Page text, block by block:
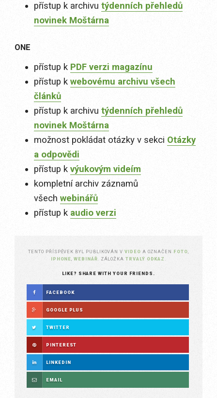
přístup k archivu týdenních přehledů
novinek Moštárna
ONE
přístup k PDF verzi magazínu
přístup k webovému archivu všech
článků
přístup k archivu týdenních přehledů
novinek Moštárna
možnost pokládat otázky v sekci Otázky
a odpovědi
přístup k výukovým videím
kompletní archiv záznamů
všech webinářů
přístup k audio verzi
TENTO PŘÍSPĚVEK BYL PUBLIKOVÁN VVIDEO A OZNAČEN FOTO
IPHONE ,WEBINÁŘ . ZÁLOŽKATRVALÝ ODKAZ
LIKE? SHARE WITH YOUR FRIENDS.
FACEBOOK
GOOGLE PLUS
TWITTER
PINTEREST
LINKEDIN
EMAIL